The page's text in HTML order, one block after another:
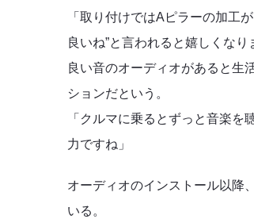
「取り付けではAピラーの加工
良いね”と言われると嬉しくな
良い音のオーディオがあると生
ションだという。
「クルマに乗るとずっと音楽
力ですね」
オーディオのインストール以降
いる。